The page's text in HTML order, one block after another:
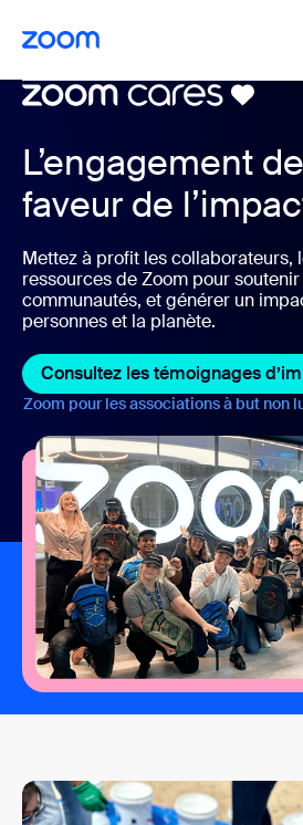
contenu principal
au chat d’aide
L’engagement
faveur de
Mettez à profit les collaborateurs,
ressources de Zoom pour
communautés, et générer un
personnes et la planète.
Consultez les témoignages
Zoom pour les associations à but non